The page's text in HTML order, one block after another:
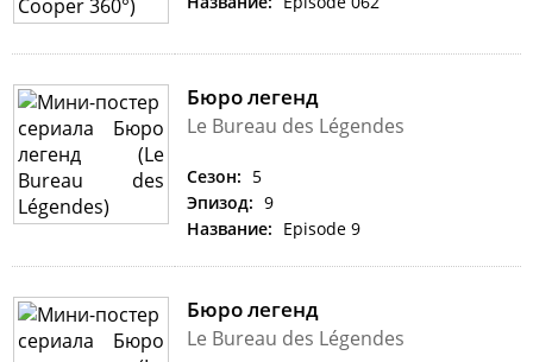
Бюро легенд
Le Bureau des Légendes
Сезон: 5
Эпизод: 9
Название: Episode 9
Бюро легенд
Le Bureau des Légendes